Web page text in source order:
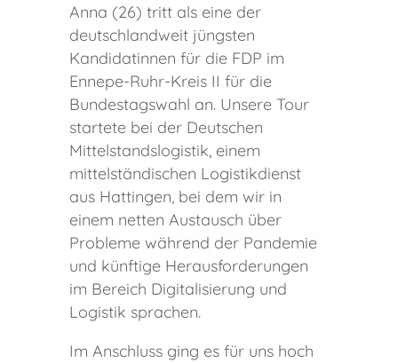
Anna (26) tritt als eine der
deutschlandweit jüngsten
Kandidatinnen für die FDP im
Ennepe-Ruhr-Kreis II für die
Bundestagswahl an. Unsere Tour
startete bei der Deutschen
Mittelstandslogistik, einem
mittelständischen Logistikdienst
aus Hattingen, bei dem wir in
einem netten Austausch über
Probleme während der Pandemie
und künftige Herausforderungen
im Bereich Digitalisierung und
Logistik sprachen.
Im Anschluss ging es für uns hoch